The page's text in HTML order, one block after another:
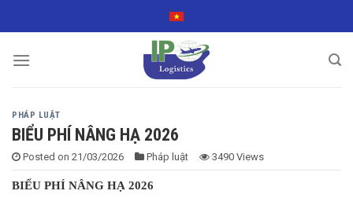
to
PHÁP LUẬT
BIỂU PHÍ NÂNG HẠ 2026
Posted on 21/03/2026 Pháp luật 3490 Views
BIỂU PHÍ NÂNG HẠ 2026